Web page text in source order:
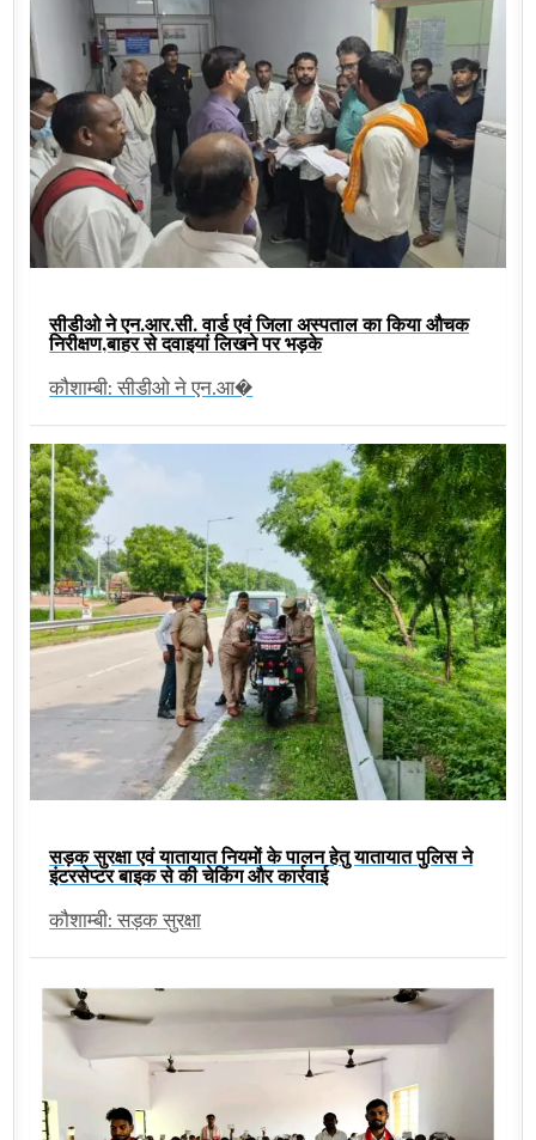
सीडीओ ने एन.आर.सी. वार्ड एवं जिला अस्पताल का किया औचक
निरीक्षण,बाहर से दवाइयां लिखने पर भड़के
कौशाम्बी: सीडीओ ने एन.आ�
सड़क सुरक्षा एवं यातायात नियमों के पालन हेतु यातायात पुलिस ने
इंटरसेप्टर बाइक से की चेकिंग और कार्रवाई
कौशाम्बी: सड़क सुरक्षा